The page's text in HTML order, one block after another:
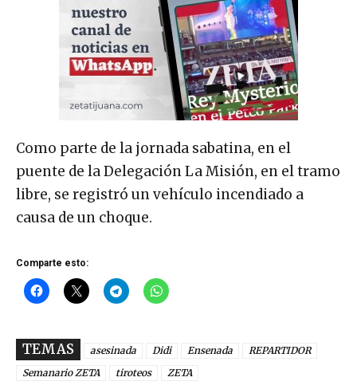
Como parte de la jornada sabatina, en el
puente de la Delegación La Misión, en el tramo
libre, se registró un vehículo incendiado a
causa de un choque.
Comparte esto:
TEMAS asesinada Didi Ensenada
REPARTIDOR
Semanario ZETA
tiroteos ZETA